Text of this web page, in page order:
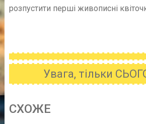
розпустити перші живописні
Увага, тільки
CХОЖE